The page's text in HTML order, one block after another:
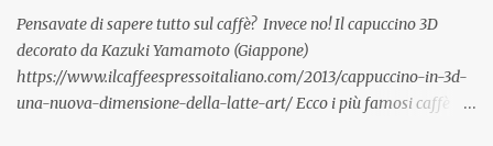
apprendre-une-langue-etrangere/3173411...
Pensavate di sapere tutto sul caffè? Invece no! Il capuccino 3D
decorato da Kazuki Yamamoto (Giappone)
https://www.ilcaffeespressoitaliano.com/2013/cappuccino-in-3d-
una-nuova-dimensione-della-latte-art/ Ecco i più famosi caffè